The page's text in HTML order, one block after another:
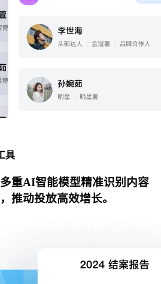
具
重AI智能模型精准识别内容
推动投放高效增长。